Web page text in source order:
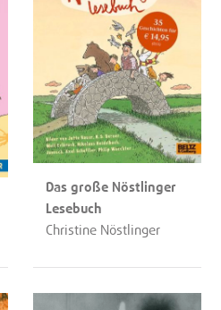
Das große Nöstlinger
Lesebuch
Christine Nöstlinger